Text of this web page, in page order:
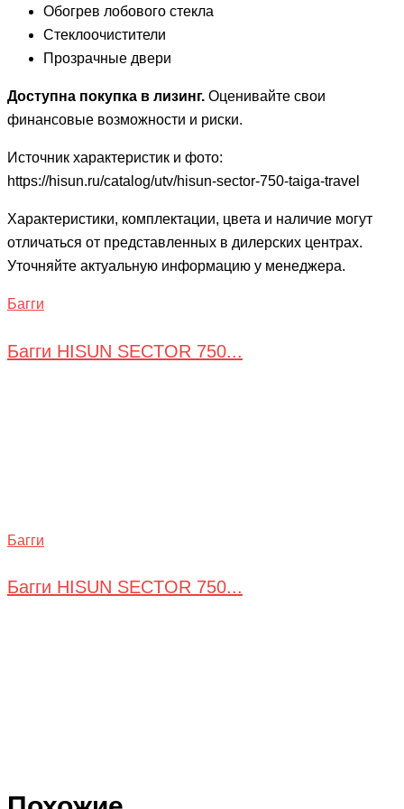
Обогрев лобового стекла
Стеклоочистители
Прозрачные двери
Доступна покупка в лизинг. Оценивайте свои
финансовые возможности и риски.
Источник характеристик и фото:
https://hisun.ru/catalog/utv/hisun-sector-750-taiga-travel
Характеристики, комплектации, цвета и наличие могут
отличаться от представленных в дилерских центрах.
Уточняйте актуальную информацию у менеджера.
Багги
Багги HISUN SECTOR 750...
Багги
Багги HISUN SECTOR 750...